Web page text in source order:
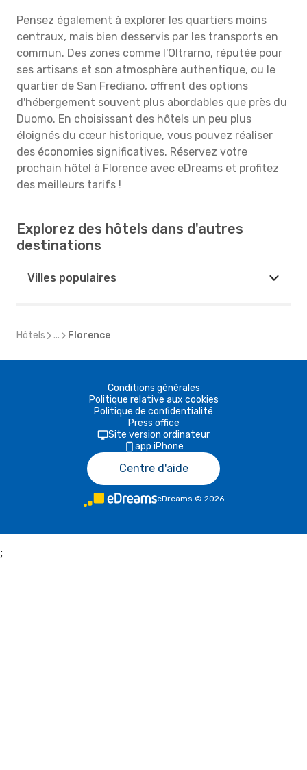
Pensez également à explorer les quartiers moins
centraux, mais bien desservis par les transports en
commun. Des zones comme l'Oltrarno, réputée pour
ses artisans et son atmosphère authentique, ou le
quartier de San Frediano, offrent des options
d'hébergement souvent plus abordables que près du
Duomo. En choisissant des hôtels un peu plus
éloignés du cœur historique, vous pouvez réaliser
des économies significatives. Réservez votre
prochain hôtel à Florence avec eDreams et profitez
des meilleurs tarifs !
Explorez des hôtels dans d'autres
destinations
Villes populaires
Hôtels ... Florence
Conditions générales
Politique relative aux cookies
Politique de confidentialité
Press office
Site version ordinateur
app iPhone
Centre d'aide
eDreams © 2026
;